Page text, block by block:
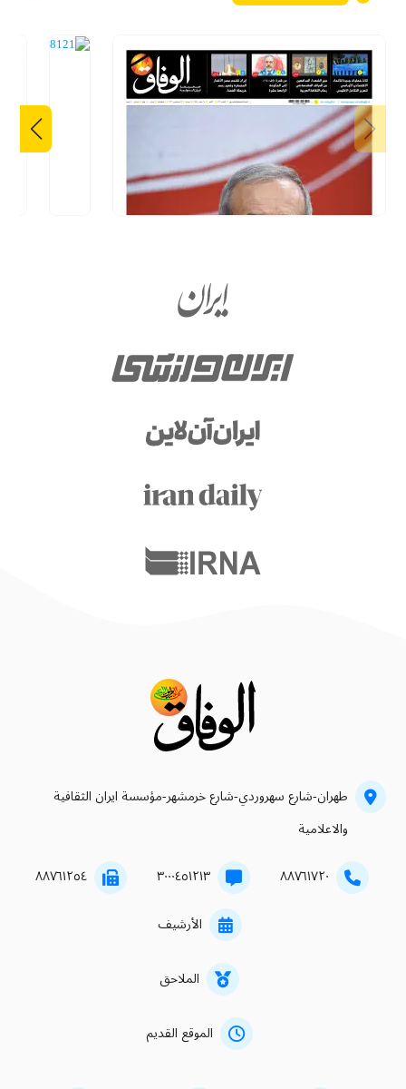
طهران-شارع سهروردي-شارع خرمشهر-مؤسسة ايران الثقافية
والاعلامية
۸۸۷٦۱۷۲۰ ۳۰۰۰٤٥۱۲۱۳ ۸۸۷٦۱۲٥٤
الأرشيف
الملاحق
الموقع القديم